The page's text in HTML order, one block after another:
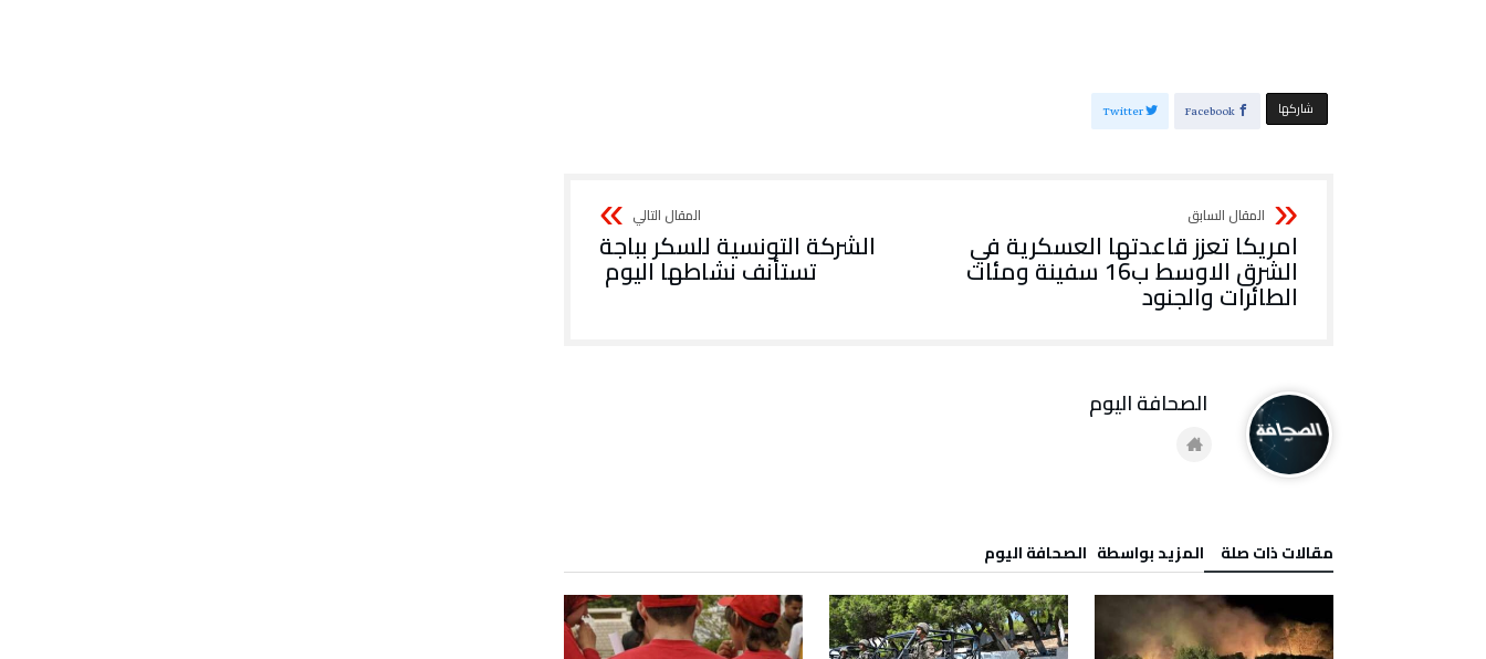
‫‫ شاركها‬ Facebook
Twitter
امريكا تعزز قاعدتها العسكرية في
الشرق الاوسط ب16 سفينة ومئات
الطائرات والجنود
الشركة التونسية للسكر بباجة
تستأنف نشاطها اليوم
‫مقالات ذات صلة‬ ‫‫المزيد بواسطة‬ ‬ ‭ ‬الصحافة‭ ‬اليوم